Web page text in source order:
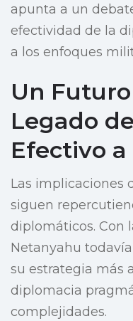
apunta a un
efectividad de la
a los enfoques
Un
Legado
Efectivo a
Las implicaciones
siguen
diplomáticos. Con
Netanyahu
su estrategia más
diplomacia
complejidades.